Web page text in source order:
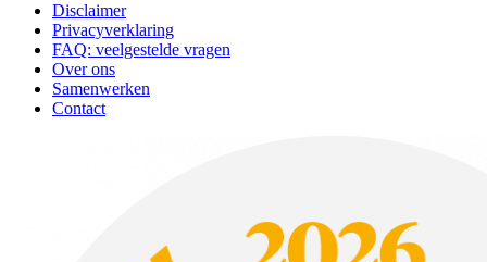
Disclaimer
Privacyverklaring
FAQ: veelgestelde vragen
Over ons
Samenwerken
Contact